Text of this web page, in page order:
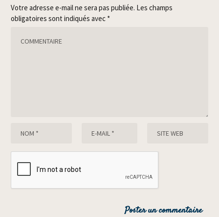
Votre adresse e-mail ne sera pas publiée. Les champs
obligatoires sont indiqués avec *